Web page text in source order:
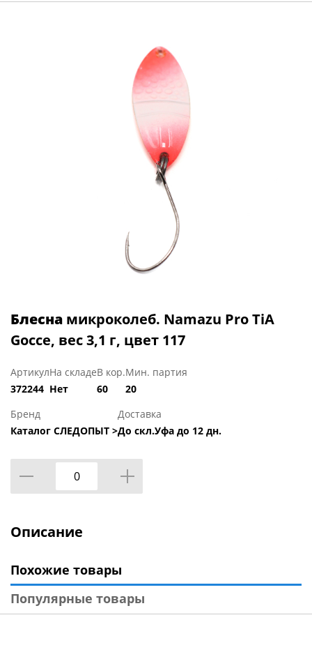
Блесна микроколеб. Namazu Pro TiA
Gocce, вес 3,1 г, цвет 117
Артикул
372244
На складе
Нет
В кор.
60
Мин. партия
20
Бренд
Каталог СЛЕДОПЫТ >
Доставка
До скл.Уфа до 12 дн.
Описание
Похожие товары
Популярные товары